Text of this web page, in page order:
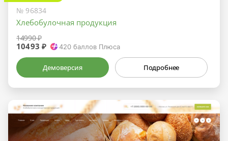
№ 96834
Хлебобулочная продукция
14990 ₽
10493 ₽ 420 баллов Плюса
Демоверсия Подробнее